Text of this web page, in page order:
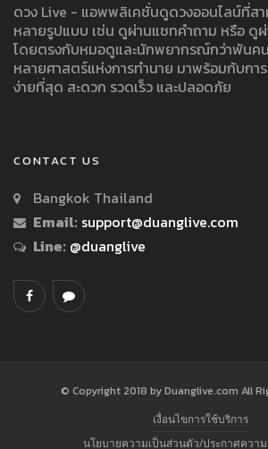
ดวง Live - แอพพลิเคชั่นดูดวงออนไลน์ที่ส
หลายรูปแบบ เช่น ดูผ่านแชทคำถาม หรือ ดู
โดยตรงกับหมอดูและนักพยากรณ์กว่าพันค
หลายศาสตร์แห่งการทำนาย มาพร้อมกับกา
ง่ายที่สุด สะดวก รวดเร็ว และปลอดภัย
CONTACT US
Bangkok Thailand
Email: support@duanglive.com
Line: @duanglive
© Copyright 2018 by Duanglive.com All
เงื่อนไขการใช้บริการ
นโยบายความเป็นส่วนตัว/ประกาศควา